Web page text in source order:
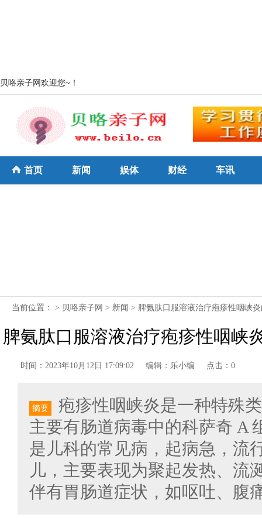
贝咯亲子网欢迎您~！
首页 新闻 娱体 财经 车讯
当前位置： > 贝咯亲子网 > 新闻 > 脾氨肽口服溶液治疗疱疹性咽峡
脾氨肽口服溶液治疗疱疹性咽峡
时间：2023年10月12日 17:09:02 编辑：乐小编 点击：0
摘要
疱疹性咽峡炎是一种特殊
主要有肠道病毒中的科萨奇 A
是儿科的常见病，起病急，流
儿，主要表现为聚起发热、流
伴有胃肠道症状，如呕吐、腹